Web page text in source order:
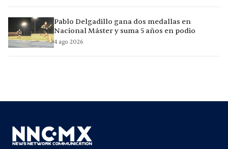
Pablo Delgadillo gana dos medallas en
Nacional Máster y suma 5 años en podio
4 ago 2026